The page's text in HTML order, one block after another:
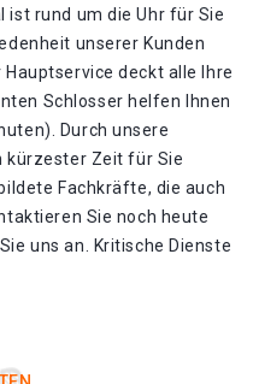
ist rund um die Uhr für Sie
unserer Kunden
Hauptservice deckt alle Ihre
Schlosser helfen Ihnen
Durch unsere
kürzester Zeit für Sie
Fachkräfte, die auch
Sie noch heute
uns an. Kritische Dienste